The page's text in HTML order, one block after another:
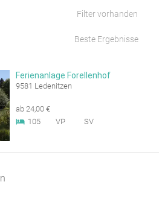
Filter vorhanden
Beste Ergebnisse
Ferienanlage Forellenhof
9581 Ledenitzen
ab 24,00 €
105
VP SV